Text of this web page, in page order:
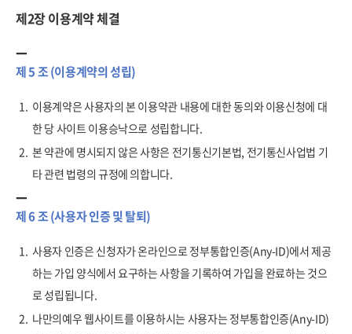
제2장 이용계약 체결
제 5 조 (이용계약의 성립)
1. 이용계약은 사용자의 본 이용약관 내용에 대한 동의와 이용신청에 대
한 당 사이트 이용승낙으로 성립합니다.
2. 본 약관에 명시되지 않은 사항은 전기통신기본법, 전기통신사업법 기
타 관련 법령의 규정에 의합니다.
제 6 조 (사용자 인증 및 탈퇴)
1. 사용자 인증은 신청자가 온라인으로 정부통합인증(Any-ID)에서 제공
하는 가입 양식에서 요구하는 사항을 기록하여 가입을 완료하는 것으
로 성립됩니다.
2. 나만의예우 웹사이트를 이용하시는 사용자는 정부통합인증(Any-ID)